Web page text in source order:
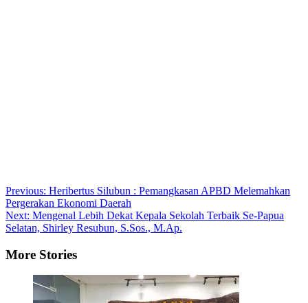
Post
navigation
Previous: Heribertus Silubun : Pemangkasan APBD Melemahkan
Pergerakan Ekonomi Daerah
Next: Mengenal Lebih Dekat Kepala Sekolah Terbaik Se-Papua
Selatan, Shirley Resubun, S.Sos., M.Ap.
More Stories